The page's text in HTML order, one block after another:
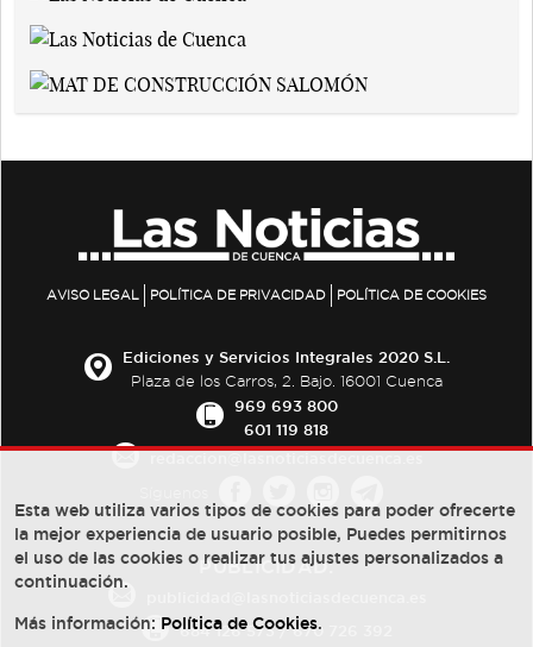
AVISO LEGAL POLÍTICA DE PRIVACIDAD POLÍTICA DE COOKIES
Ediciones y Servicios Integrales 2020 S.L.
Plaza de los Carros, 2. Bajo. 16001 Cuenca
969 693 800
601 119 818
PUBLICIDAD:
684 126 573/670 726 392
Esta web utiliza varios tipos de cookies para poder ofrecerte
la mejor experiencia de usuario posible, Puedes permitirnos
el uso de las cookies o realizar tus ajustes personalizados a
continuación.
Más información: Política de Cookies.